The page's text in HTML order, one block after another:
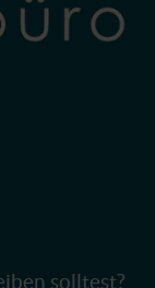
solltest?